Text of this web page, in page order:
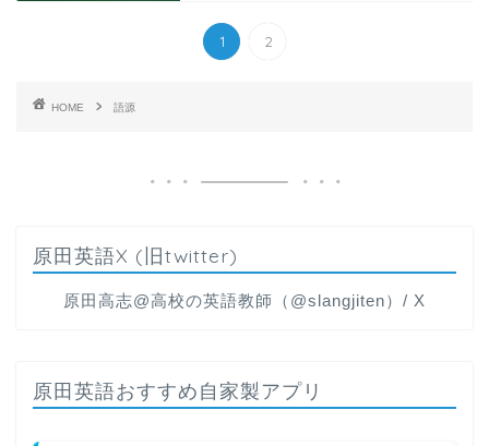
1 2
HOME 語源
原田英語X (旧twitter)
原田高志@高校の英語教師（@slangjiten）/ X
原田英語おすすめ自家製アプリ